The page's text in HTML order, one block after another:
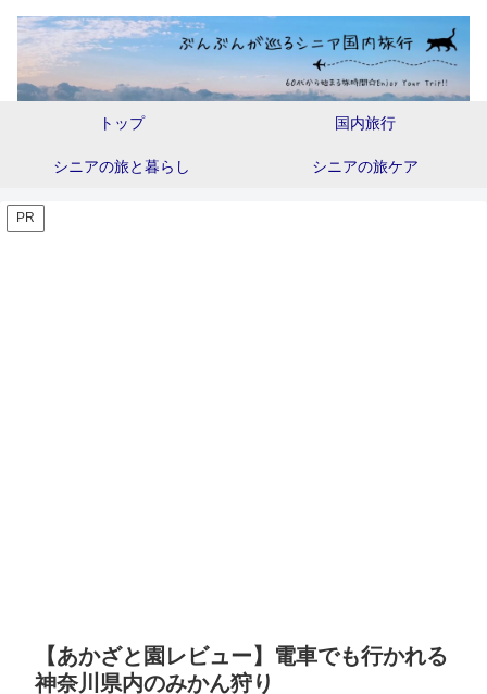
トップ 国内旅行
シニアの旅と暮らし シニアの旅ケア
PR
【あかざと園レビュー】電車でも行かれる
神奈川県内のみかん狩り